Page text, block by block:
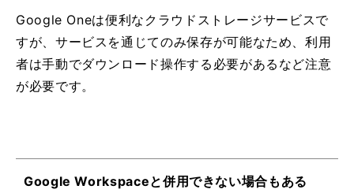
Google Oneは便利なクラウドストレージサービスで
すが、サービスを通じてのみ保存が可能なため、利用
者は手動でダウンロード操作する必要があるなど注意
が必要です。
Google Workspaceと併用できない場合もある